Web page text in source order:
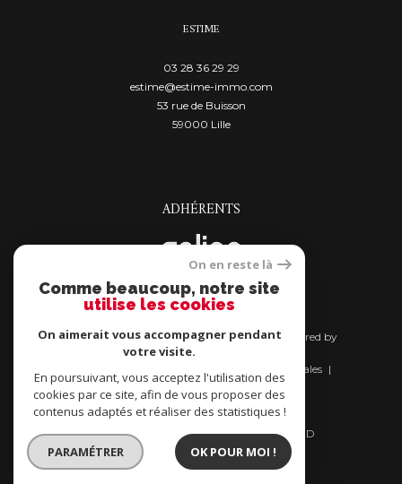
ESTIME
03 28 36 29 29
estime@estime-immo.com
53 rue de Buisson
59000
lille
ADHÉRENTS
© 2026 | Tous droits réservés | Traduction powered by
Google |
Mentions légales
Admin
Nos liens
Bien acheter son bien immobilier
Bien vendre son bien immobilier
Politique RGPD
Cookies Charte RGPD
On en reste là
Comme beaucoup, notre site
utilise les cookies
On aimerait vous accompagner pendant
votre visite.
En poursuivant, vous acceptez l'utilisation des
cookies par ce site, afin de vous proposer des
contenus adaptés et réaliser des statistiques !
PARAMÉTRER OK POUR MOI !